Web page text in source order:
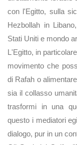
con l'Egitto, sulla
Hezbollah in
Stati Uniti e mondo
L'Egitto, in
movimento che
di Rafah o
sia il collasso
trasformi in una
questo i mediatori
dialogo, pur in un